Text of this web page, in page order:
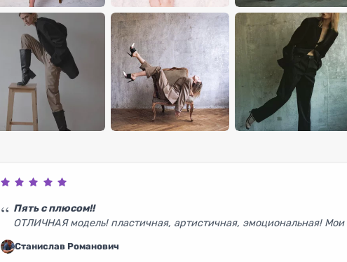
Пять с плюсом!!
ОТЛИЧНАЯ модель! пластичная, артистичная, эмоциональная!
Станислав Романович